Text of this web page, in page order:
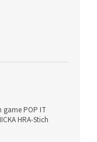
game POP IT
HRA-Stich